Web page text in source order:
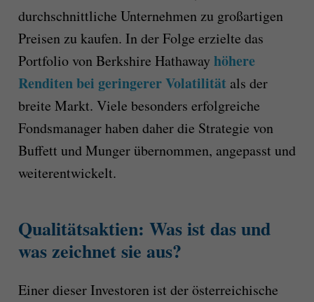
durchschnittliche Unternehmen zu großartigen
Preisen zu kaufen. In der Folge erzielte das
Portfolio von Berkshire Hathaway höhere
Renditen bei geringerer Volatilität als der
breite Markt. Viele besonders erfolgreiche
Fondsmanager haben daher die Strategie von
Buffett und Munger übernommen, angepasst und
weiterentwickelt.
Qualitätsaktien: Was ist das und
was zeichnet sie aus?
Einer dieser Investoren ist der österreichische